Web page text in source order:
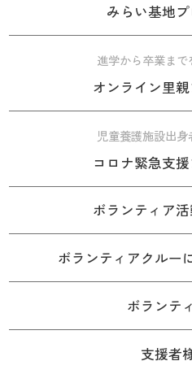
みらい基地
進学から卒業ま
オンライン里
児童養護施設出
コロナ緊急支
ボランティア
ボランティアクルー
ボランテ
支援者